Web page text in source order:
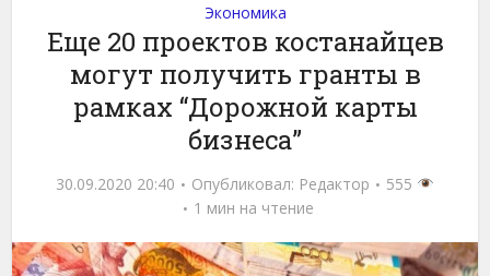
Экономика
Еще 20 проектов костанайцев
могут получить гранты в
рамках “Дорожной карты
бизнеса”
30.09.2020 20:40 Опубликовал: Редактор
555
1 мин на чтение